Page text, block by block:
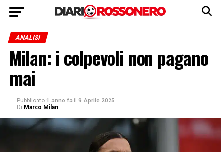
ANALISI
Milan: i colpevoli non pagano
mai
Pubblicato 1 anno fa il 9 Aprile 2025
Di Marco Milan